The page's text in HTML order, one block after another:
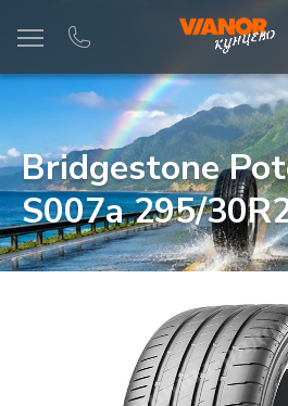
Bridgestone
S007a 295/
Информация Фото товара